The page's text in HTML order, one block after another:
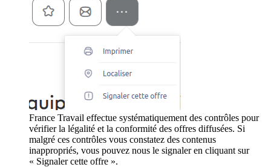
France Travail effectue systématiquement des contrôles pour
vérifier la légalité et la conformité des offres diffusées. Si
malgré ces contrôles vous constatez des contenus
inappropriés, vous pouvez nous le signaler en cliquant sur
« Signaler cette offre ».